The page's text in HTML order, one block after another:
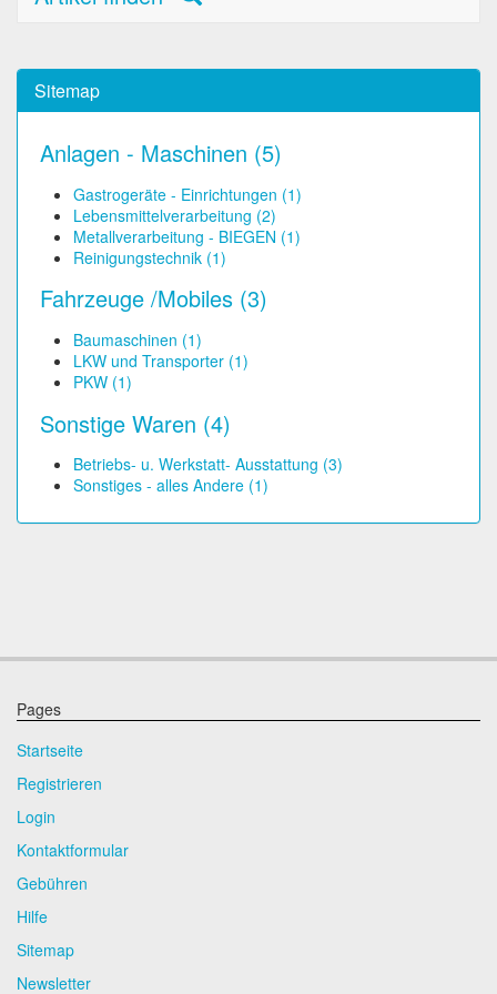
Sitemap
Anlagen - Maschinen (5)
Gastrogeräte - Einrichtungen (1)
Lebensmittelverarbeitung (2)
Metallverarbeitung - BIEGEN (1)
Reinigungstechnik (1)
Fahrzeuge /Mobiles (3)
Baumaschinen (1)
LKW und Transporter (1)
PKW (1)
Sonstige Waren (4)
Betriebs- u. Werkstatt- Ausstattung (3)
Sonstiges - alles Andere (1)
Pages
Startseite
Registrieren
Login
Kontaktformular
Gebühren
Hilfe
Sitemap
Newsletter